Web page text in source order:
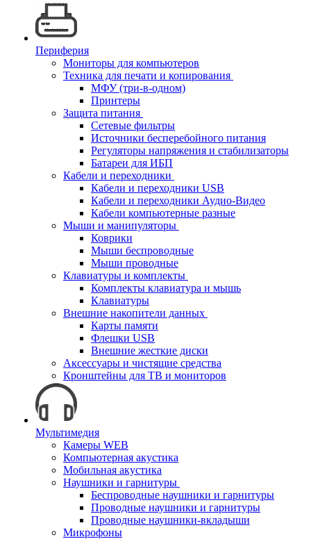
Периферия
Мониторы для компьютеров
Техника для печати и копирования
МФУ (три-в-одном)
Принтеры
Защита питания
Сетевые фильтры
Источники бесперебойного питания
Регуляторы напряжения и стабилизаторы
Батареи для ИБП
Кабели и переходники
Кабели и переходники USB
Кабели и переходники Аудио-Видео
Кабели компьютерные разные
Мыши и манипуляторы
Коврики
Мыши беспроводные
Мыши проводные
Клавиатуры и комплекты
Комплекты клавиатура и мышь
Клавиатуры
Внешние накопители данных
Карты памяти
Флешки USB
Внешние жесткие диски
Аксессуары и чистящие средства
Кронштейны для ТВ и мониторов
Мультимедия
Камеры WEB
Компьютерная акустика
Мобильная акустика
Наушники и гарнитуры
Беспроводные наушники и гарнитуры
Проводные наушники и гарнитуры
Проводные наушники-вкладыши
Микрофоны